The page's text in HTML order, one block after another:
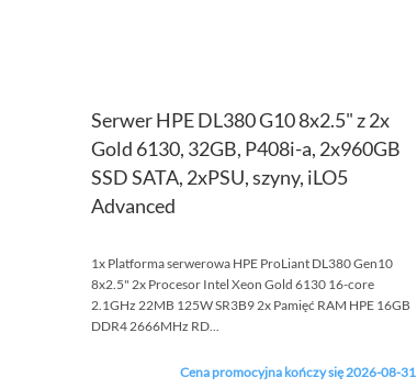
Serwer HPE DL380 G10 8x2.5" z 2x
Gold 6130, 32GB, P408i-a, 2x960GB
SSD SATA, 2xPSU, szyny, iLO5
Advanced
1x Platforma serwerowa HPE ProLiant DL380 Gen10
8x2.5" 2x Procesor Intel Xeon Gold 6130 16-core
2.1GHz 22MB 125W SR3B9 2x Pamięć RAM HPE 16GB
DDR4 2666MHz RD...
Cena promocyjna kończy się 2026-08-31